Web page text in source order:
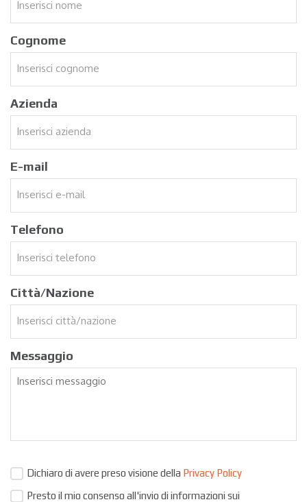
Cognome
Azienda
E-mail
Telefono
Città/Nazione
Messaggio
Dichiaro di avere preso visione della Privacy Policy
Presto il mio consenso all'invio di informazioni sui